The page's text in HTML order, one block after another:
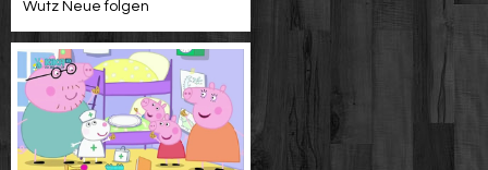
Wutz Neue folgen